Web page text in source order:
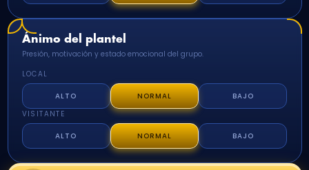
Ánimo del plantel
Presión, motivación y estado emocional del grupo.
LOCAL
ALTO NORMAL
BAJO
VISITANTE
ALTO NORMAL BAJO